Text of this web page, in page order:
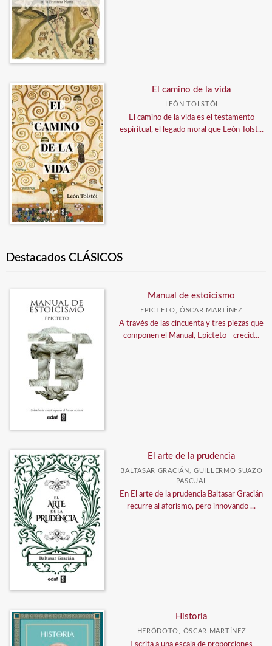
El camino de la vida
LEÓN TOLSTÓI
El camino de la vida es el testamento
espiritual, el legado moral que León Tolst...
Destacados CLÁSICOS
Manual de estoicismo
EPICTETO, ÓSCAR MARTÍNEZ
A través de las cincuenta y tres piezas que
componen el Manual, Epicteto –crecid...
El arte de la prudencia
BALTASAR GRACIÁN, GUILLERMO SUAZO
PASCUAL
En El arte de la prudencia Baltasar Gracián
recurre al aforismo, pero innovando ...
Historia
HERÓDOTO, ÓSCAR MARTÍNEZ